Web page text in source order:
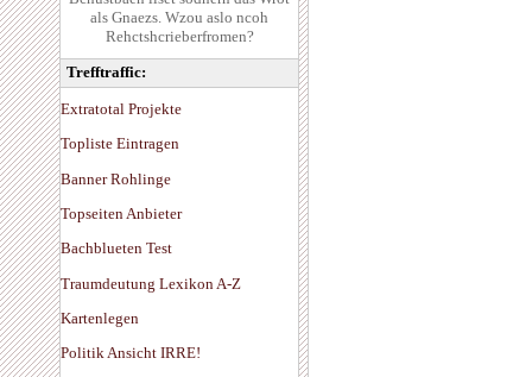
als Gnaezs. Wzou aslo ncoh
Rehctshcrieberfromen?
Trefftraffic:
Extratotal Projekte
Topliste Eintragen
Banner Rohlinge
Topseiten Anbieter
Bachblueten Test
Traumdeutung Lexikon A-Z
Kartenlegen
Politik Ansicht IRRE!